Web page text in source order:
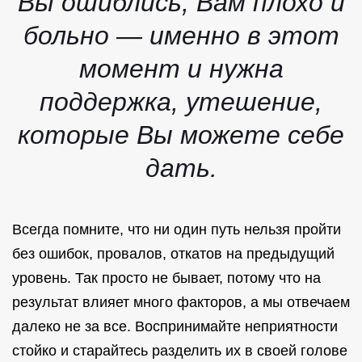
больно — именно в этот
момент и нужна
поддержка, утешение,
которые Вы можете себе
дать.
Всегда помните, что ни один путь нельзя пройти
без ошибок, провалов, откатов на предыдущий
уровень. Так просто не бывает, потому что на
результат влияет много факторов, а мы отвечаем
далеко не за все. Воспринимайте неприятности
стойко и старайтесь разделить их в своей голове